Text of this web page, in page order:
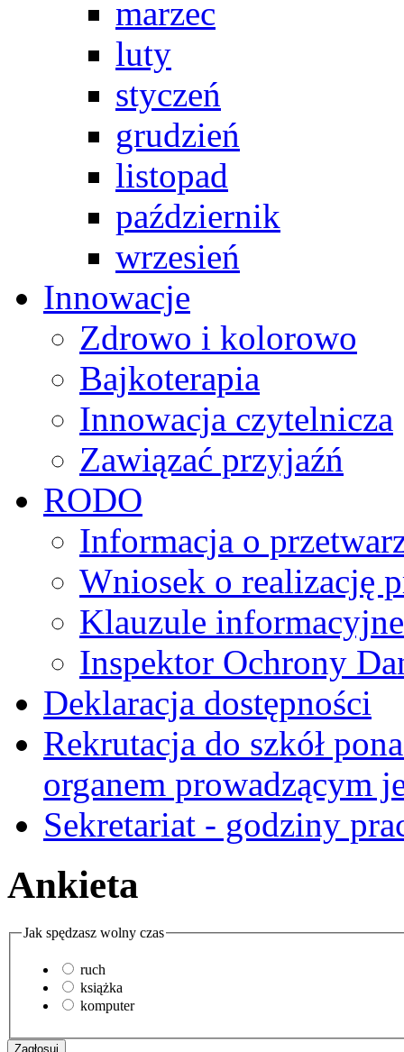
marzec
luty
styczeń
grudzień
listopad
październik
wrzesień
Innowacje
Zdrowo i kolorowo
Bajkoterapia
Innowacja czytelnicza
Zawiązać przyjaźń
RODO
Informacja o
Wniosek o realizację
Klauzule
Inspektor Ochrony
Deklaracja dostępności
Rekrutacja do szkół
organem prowadzącym
Sekretariat - godziny
Ankieta
Jak spędzasz wolny czas
ruch
książka
komputer